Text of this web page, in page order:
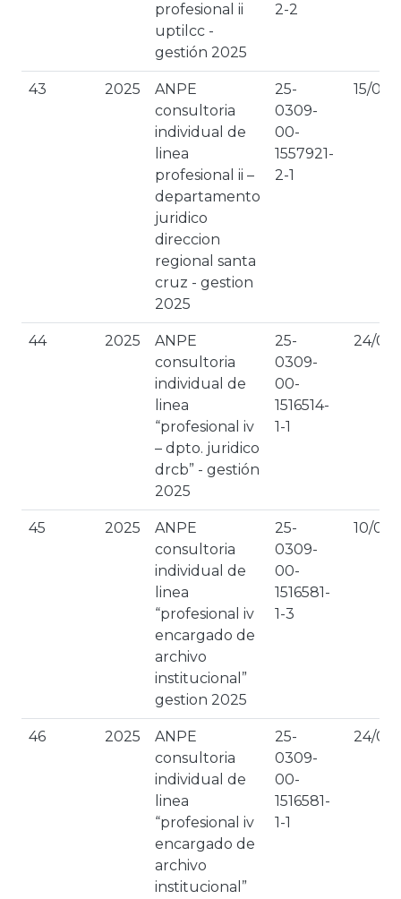
profesional ii
uptilcc -
gestión 2025
2-2
43 2025
ANPE
consultoria
individual de
linea
profesional ii –
departamento
juridico
direccion
regional santa
cruz - gestion
2025
25-
0309-
00-
1557921-
2-1
15/07/
44 2025
ANPE
consultoria
individual de
linea
“profesional iv
– dpto. juridico
drcb” - gestión
2025
25-
0309-
00-
1516514-
1-1
24/01/
45 2025
ANPE
consultoria
individual de
linea
“profesional iv
encargado de
archivo
institucional”
gestion 2025
25-
0309-
00-
1516581-
1-3
10/03/
46 2025
ANPE
consultoria
individual de
linea
“profesional iv
encargado de
archivo
institucional”
25-
0309-
00-
1516581-
1-1
24/01/